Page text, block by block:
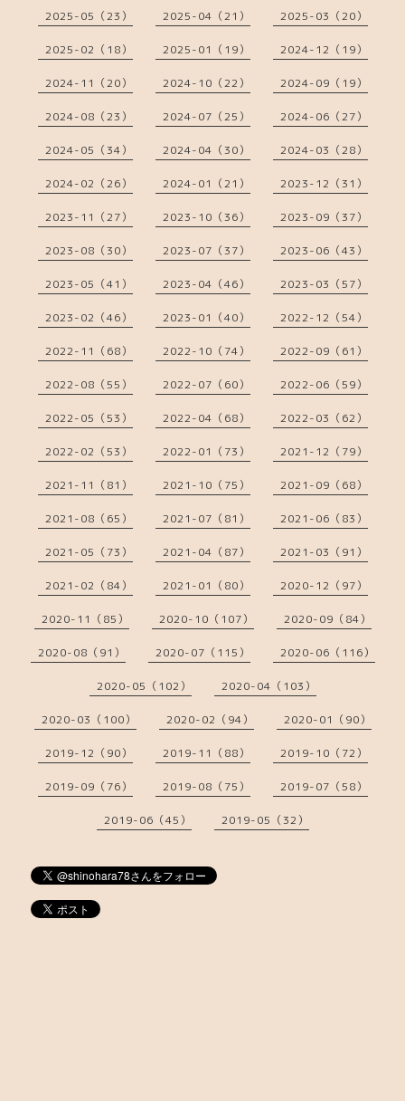
2025-05（23） 2025-04（21） 2025-03（20）
2025-02（18） 2025-01（19） 2024-12（19）
2024-11（20） 2024-10（22） 2024-09（19）
2024-08（23） 2024-07（25） 2024-06（27）
2024-05（34） 2024-04（30） 2024-03（28）
2024-02（26） 2024-01（21） 2023-12（31）
2023-11（27） 2023-10（36） 2023-09（37）
2023-08（30） 2023-07（37） 2023-06（43）
2023-05（41） 2023-04（46） 2023-03（57）
2023-02（46） 2023-01（40） 2022-12（54）
2022-11（68） 2022-10（74） 2022-09（61）
2022-08（55） 2022-07（60） 2022-06（59）
2022-05（53） 2022-04（68） 2022-03（62）
2022-02（53） 2022-01（73） 2021-12（79）
2021-11（81） 2021-10（75） 2021-09（68）
2021-08（65） 2021-07（81） 2021-06（83）
2021-05（73） 2021-04（87） 2021-03（91）
2021-02（84） 2021-01（80） 2020-12（97）
2020-11（85） 2020-10（107） 2020-09（84）
2020-08（91） 2020-07（115） 2020-06（116）
2020-05（102） 2020-04（103）
2020-03（100） 2020-02（94） 2020-01（90）
2019-12（90） 2019-11（88） 2019-10（72）
2019-09（76） 2019-08（75） 2019-07（58）
2019-06（45） 2019-05（32）